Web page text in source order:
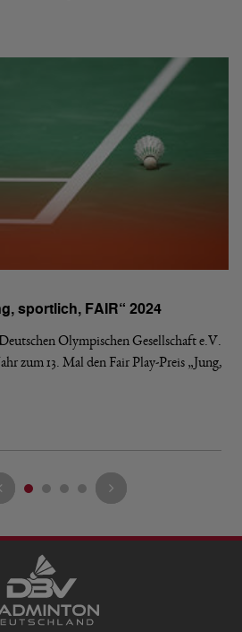
sportlich, FAIR“ 2024
Olympischen Gesellschaft e.V.
zum 13. Mal den Fair Play-Preis „Jung,